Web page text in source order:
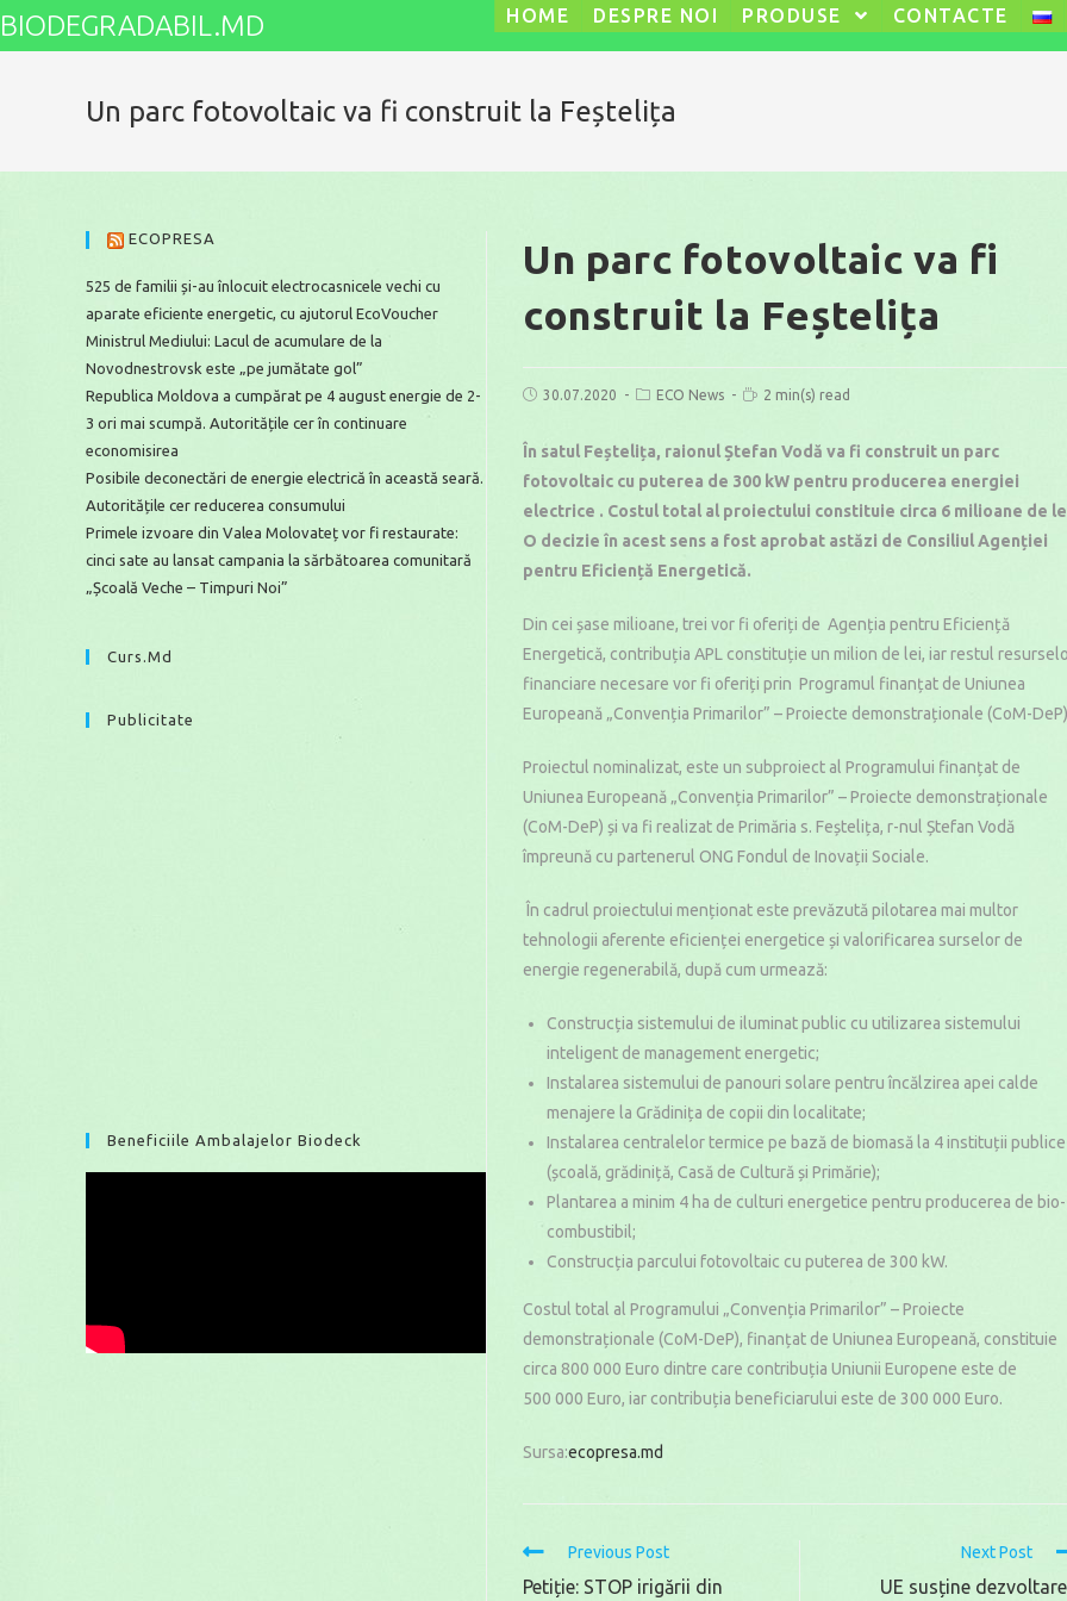
Skip
BIODEGRADABIL.MD HOME DESPRE NOI PRODUSE CONTACTE
Un parc fotovoltaic va fi construit la Feștelița
Un parc fotovoltaic va fi
construit la Feștelița
Post30.07.2020
PostECO News
Reading
2 min(s) read
În satul Feștelița, raionul Ștefan Vodă va fi construit un parc
fotovoltaic cu puterea de 300 kW pentru producerea energiei
electrice . Costul total al proiectului constituie circa 6 milioane de
O decizie în acest sens a fost aprobat astăzi de Consiliul Agenției
pentru Eficiență Energetică.
Din cei șase milioane, trei vor fi oferiți de Agenția pentru Eficiență
Energetică, contribuția APL constituție un milion de lei, iar restul
financiare necesare vor fi oferiți prin Programul finanțat de Uniunea
Europeană „Convenția Primarilor” – Proiecte demonstraționale (CoM-
Proiectul nominalizat, este un subproiect al Programului finanțat de
Uniunea Europeană „Convenția Primarilor” – Proiecte demonstraționale
(CoM-DeP) și va fi realizat de Primăria s. Feștelița, r-nul Ștefan Vodă
împreună cu partenerul ONG Fondul de Inovații Sociale.
În cadrul proiectului menționat este prevăzută pilotarea mai multor
tehnologii aferente eficienței energetice și valorificarea surselor de
energie regenerabilă, după cum urmează:
Construcția sistemului de iluminat public cu utilizarea sistemului
inteligent de management energetic;
Instalarea sistemului de panouri solare pentru încălzirea apei calde
menajere la Grădinița de copii din localitate;
Instalarea centralelor termice pe bază de biomasă la 4 instituții publice
(școală, grădiniță, Casă de Cultură și Primărie);
Plantarea a minim 4 ha de culturi energetice pentru producerea de bio-
combustibil;
Construcția parcului fotovoltaic cu puterea de 300 kW.
Costul total al Programului „Convenția Primarilor” – Proiecte
demonstraționale (CoM-DeP), finanțat de Uniunea Europeană, constituie
circa 800 000 Euro dintre care contribuția Uniunii Europene este de
500 000 Euro, iar contribuția beneficiarului este de 300 000 Euro.
Sursa:ecopresa.md
Read
more
Previous Post
Petiție: STOP irigării din
Next Post
UE susține
ECOPRESA
525 de familii și-au înlocuit electrocasnicele vechi cu
aparate eficiente energetic, cu ajutorul EcoVoucher
Ministrul Mediului: Lacul de acumulare de la
Novodnestrovsk este „pe jumătate gol”
Republica Moldova a cumpărat pe 4 august energie de 2-
3 ori mai scumpă. Autoritățile cer în continuare
economisirea
Posibile deconectări de energie electrică în această seară.
Autoritățile cer reducerea consumului
Primele izvoare din Valea Molovateț vor fi restaurate:
cinci sate au lansat campania la sărbătoarea comunitară
„Școală Veche – Timpuri Noi”
Curs.md
Publicitate
Beneficiile Ambalajelor Biodeck